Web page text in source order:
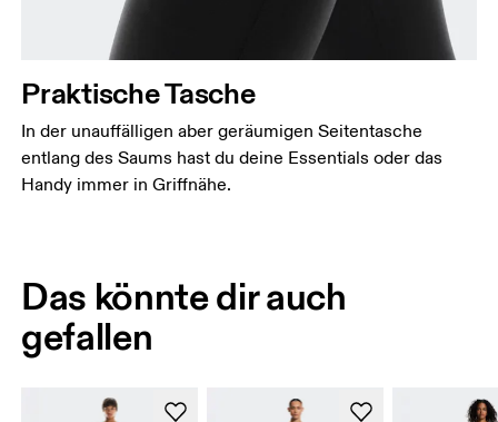
Praktische Tasche
In der unauffälligen aber geräumigen Seitentasche
entlang des Saums hast du deine Essentials oder das
Handy immer in Griffnähe.
Das könnte dir auch
gefallen